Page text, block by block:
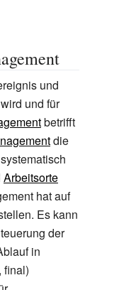
und
und für
betrifft
die
Arbeitsorte
hat auf
Es kann
der
in
final)